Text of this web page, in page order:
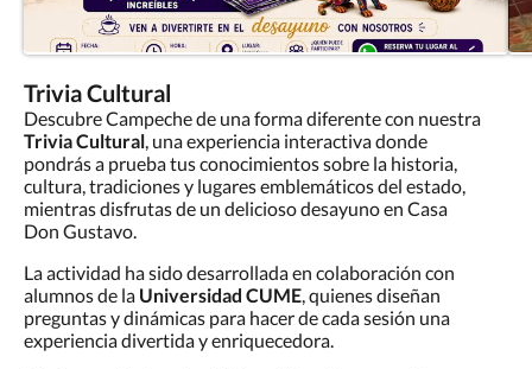
Trivia Cultural
Descubre Campeche de una forma diferente con nuestra
Trivia Cultural, una experiencia interactiva donde
pondrás a prueba tus conocimientos sobre la historia,
cultura, tradiciones y lugares emblemáticos del estado,
mientras disfrutas de un delicioso desayuno en Casa
Don Gustavo.
La actividad ha sido desarrollada en colaboración con
alumnos de la Universidad CUME, quienes diseñan
preguntas y dinámicas para hacer de cada sesión una
experiencia divertida y enriquecedora.